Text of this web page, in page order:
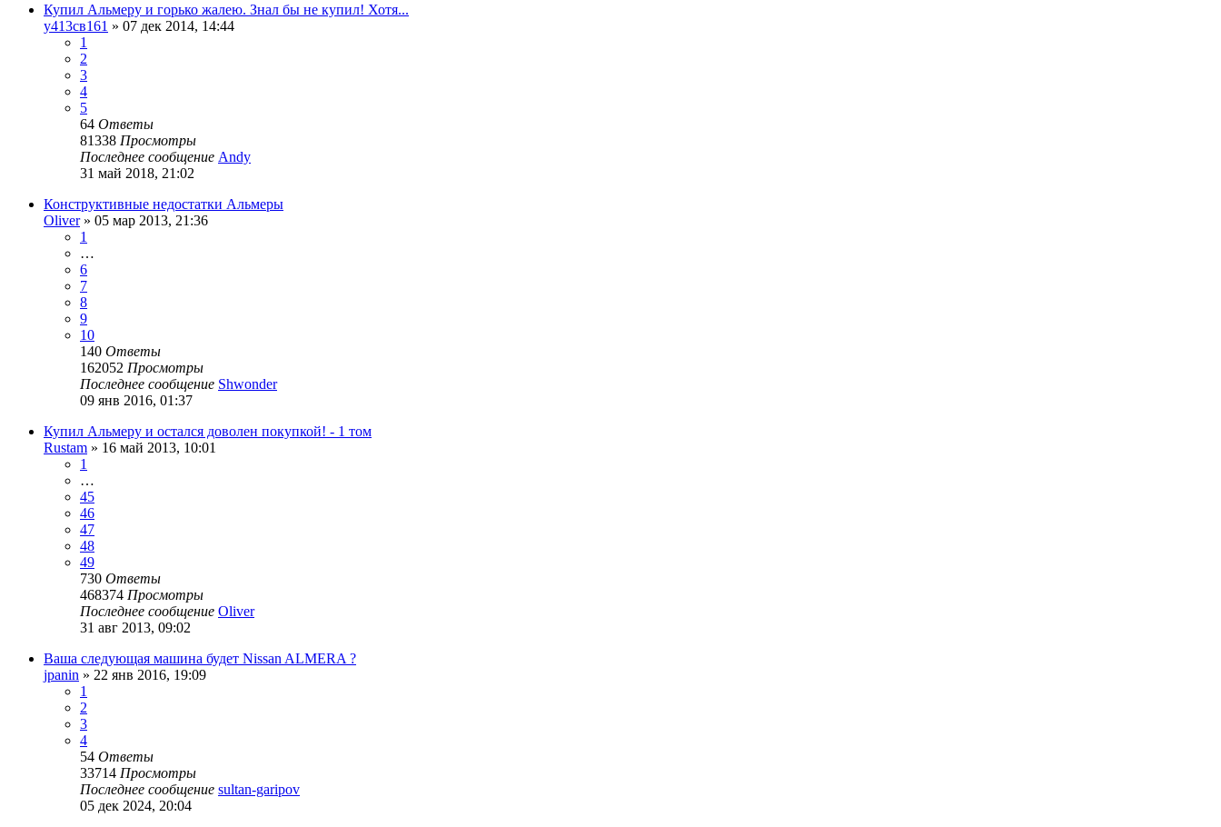
Купил Альмеру и горько жалею. Знал бы не купил! Хотя...
у413св161 » 07 дек 2014, 14:44
1
2
3
4
5
64 Ответы
81338 Просмотры
Последнее сообщение Andy
31 май 2018, 21:02
Конструктивные недостатки Альмеры
Oliver» 05 мар 2013, 21:36
1
…
6
7
8
9
10
140 Ответы
162052 Просмотры
Последнее сообщение Shwonder
09 янв 2016, 01:37
Купил Альмеру и остался доволен покупкой! - 1 том
Rustam » 16 май 2013, 10:01
1
…
45
46
47
48
49
730 Ответы
468374 Просмотры
Последнее сообщение Oliver
31 авг 2013, 09:02
Ваша следующая машина будет Nissan ALMERA ?
jpanin » 22 янв 2016, 19:09
1
2
3
4
54 Ответы
33714 Просмотры
Последнее сообщение sultan-garipov
05 дек 2024, 20:04